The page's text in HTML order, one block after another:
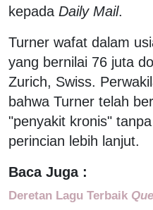
kepada Daily Mail.
Turner wafat dalam
yang bernilai 76 juta
Zurich, Swiss.
bahwa Turner telah
"penyakit kronis"
perincian lebih lanjut.
Baca Juga :
Deretan Lagu Terbaik